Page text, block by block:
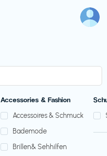
Accessories & Fashion
Accessoires & Schmuck
Bademode
Brillen& Sehhilfen